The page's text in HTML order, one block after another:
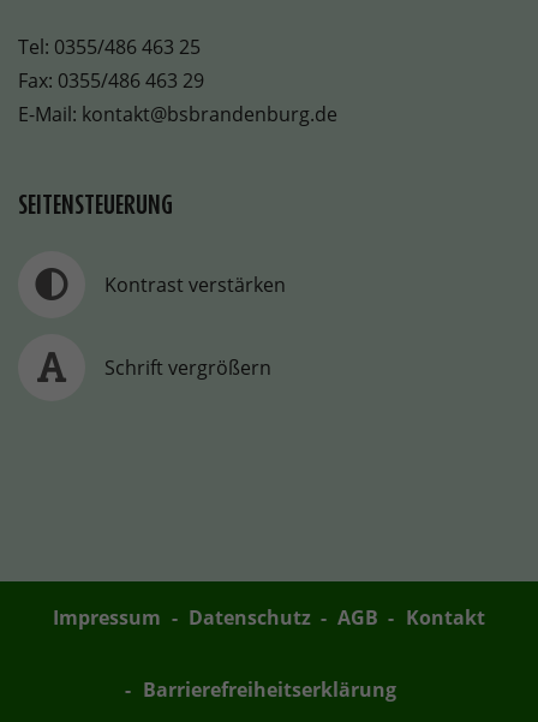
Tel: 0355/486 463 25
Fax: 0355/486 463 29
E-Mail: kontakt@bsbrandenburg.de
SEITENSTEUERUNG
Kontrast verstärken
Schrift vergrößern
Impressum Datenschutz AGB Kontakt
Barrierefreiheitserklärung